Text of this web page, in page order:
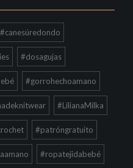
#canesúredondo
#dosagujas
#gorrohechoamano
#LilianaMilka
#patróngratuito
#ropatejidabebé